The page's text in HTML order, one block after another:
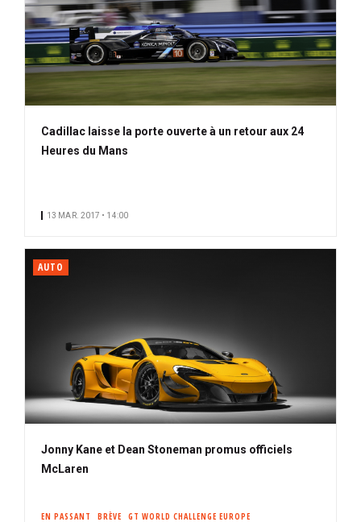
Cadillac laisse la porte ouverte à un retour aux 24
Heures du Mans
13 MAR. 2017 • 14:00
AUTO
Jonny Kane et Dean Stoneman promus officiels
McLaren
EN PASSANT BRÈVE GT WORLD CHALLENGE EUROPE